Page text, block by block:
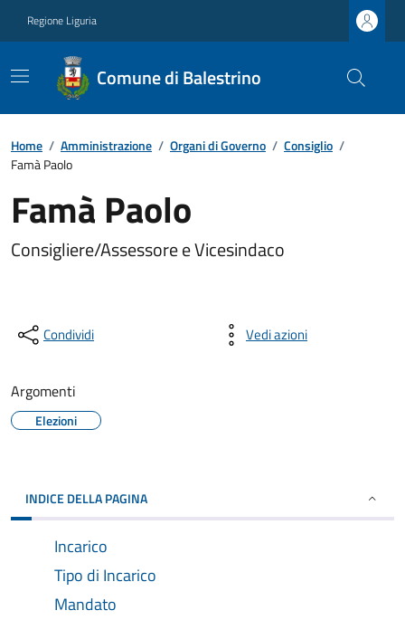
Regione Liguria
Comune di Balestrino
Home / Amministrazione / Organi di Governo / Consiglio /
Famà Paolo
Famà Paolo
Consigliere/Assessore e Vicesindaco
Condividi Vedi azioni
Argomenti
Elezioni
INDICE DELLA PAGINA
Incarico
Tipo di Incarico
Mandato